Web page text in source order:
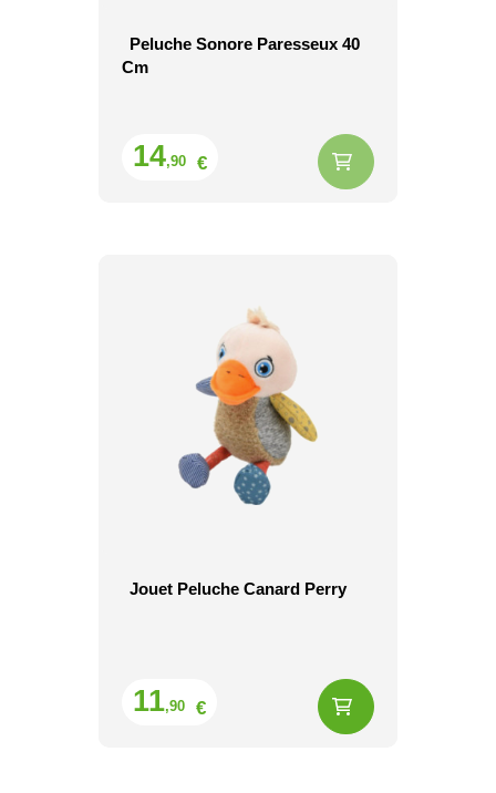
Peluche Sonore Paresseux 40
Cm
14,90 €
Jouet Peluche Canard Perry
11,90 €